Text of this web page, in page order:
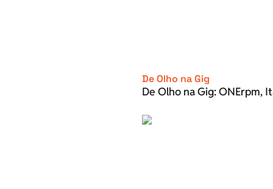
De Olho na Gig
De Olho na Gig: ONErpm,